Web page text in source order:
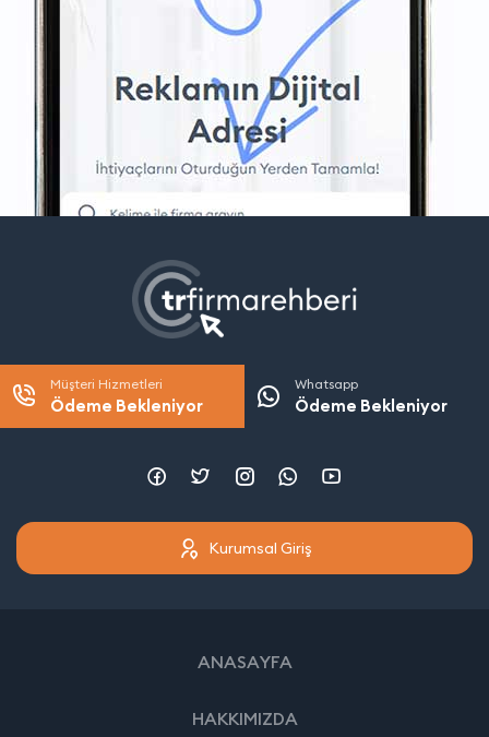
Müşteri Hizmetleri
Ödeme Bekleniyor
Whatsapp
Ödeme Bekleniyor
Kurumsal Giriş
ANASAYFA
HAKKIMIZDA